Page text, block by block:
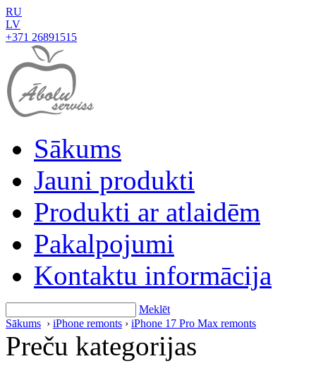
RU
LV
+371 26891515
Sākums
Jauni produkti
Produkti ar atlaidēm
Pakalpojumi
Kontaktu informācija
Meklēt
Sākums › iPhone remonts › iPhone 17 Pro Max remonts
Preču kategorijas